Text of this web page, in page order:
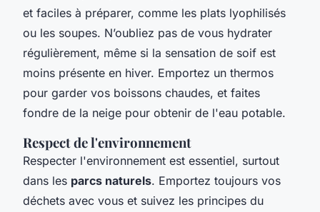
et faciles à préparer, comme les plats lyophilisés
ou les soupes. N’oubliez pas de vous hydrater
régulièrement, même si la sensation de soif est
moins présente en hiver. Emportez un thermos
pour garder vos boissons chaudes, et faites
fondre de la neige pour obtenir de l'eau potable.
Respect de l'environnement
Respecter l'environnement est essentiel, surtout
dans les parcs naturels. Emportez toujours vos
déchets avec vous et suivez les principes du